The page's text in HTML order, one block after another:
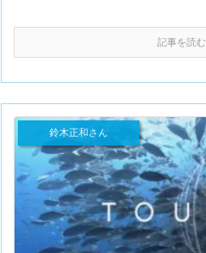
記事を読む
鈴木正和さん